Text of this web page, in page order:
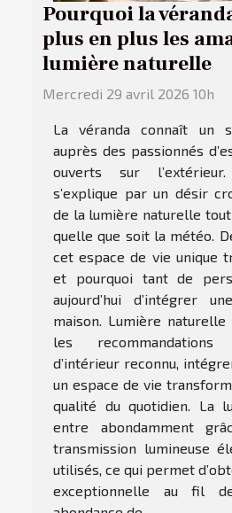
Pourquoi la
plus en plus les
lumière naturelle
Mercredi 29 avril 2026 10h
La véranda connaît un
auprès des passionnés
ouverts sur
s’explique par un désir
de la lumière naturelle tout
quelle que soit la météo.
cet espace de vie unique
et pourquoi tant de
aujourd’hui d’intégrer
maison. Lumière naturelle
les recommandations
d’intérieur reconnu,
un espace de vie
qualité du quotidien. La
entre abondamment
transmission lumineuse
utilisés, ce qui permet
exceptionnelle au fil